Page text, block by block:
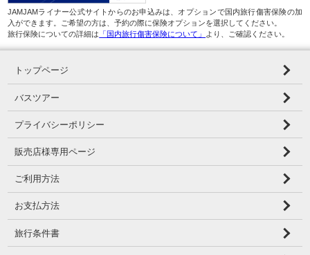
JAMJAMライナー公式サイトからのお申込みは、オプションで国内旅行傷害保険の加
入ができます。ご希望の方は、予約の際に保険オプションを選択してください。
旅行保険についての詳細は 「国内旅行傷害保険について」 より、ご確認ください。
トップページ
バスツアー
プライバシーポリシー
販売店様専用ページ
ご利用方法
お支払方法
旅行条件書